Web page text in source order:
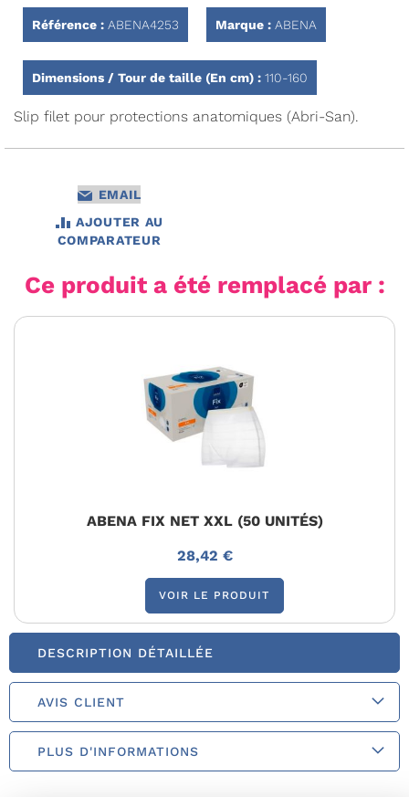
Galerie
d’images
Référence : ABENA4253 Marque : ABENA
Dimensions / Tour de taille (En cm) : 110-160
Slip filet pour protections anatomiques (Abri-San).
EMAIL
AJOUTER AU
COMPARATEUR
Ce produit a été remplacé par :
ABENA FIX NET XXL (50 UNITÉS)
28,42 €
VOIR LE PRODUIT
DESCRIPTION DÉTAILLÉE
AVIS CLIENT
PLUS D'INFORMATIONS